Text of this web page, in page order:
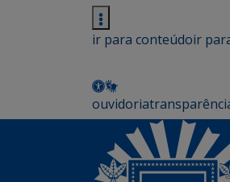
ir para conteúdoir
ouvidoria